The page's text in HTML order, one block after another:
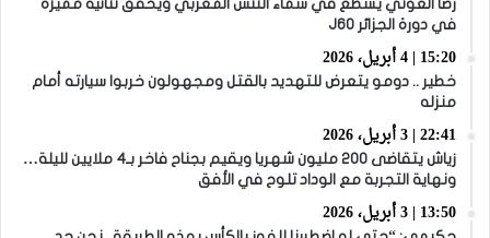
رضا العوني يسطع في سماء التنس المغربي ويحقق ثنائية مميزة
في دورة الجزائر J60
15:20 | 4 أبريل، 2026
خطير .. دومو يتعرض للتهديد بالقتل ومجهولون خربوا سيارته أمام
منزله
22:41 | 3 أبريل، 2026
زياش يتقاضى 200 مليون شهريا ويقيم بجناح فاخر بـ4 ملايين لليلة…
ونهاية التجربة مع الوداد تلوح في الأفق
13:50 | 3 أبريل، 2026